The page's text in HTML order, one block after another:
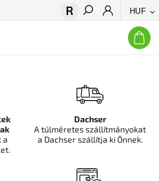
HUF
Keresés
a
Dachser
A túlméretes szállítmányokat
a Dachser szállítja ki Önnek.